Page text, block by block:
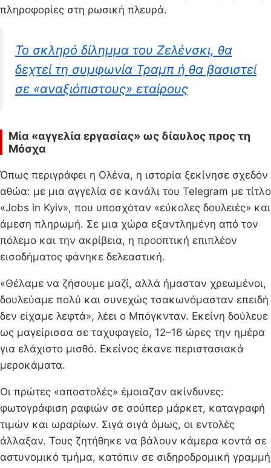
πληροφορίες στη ρωσική πλευρά.
Το σκληρό δίλημμα του Ζελένσκι, θα
δεχτεί τη συμφωνία Τραμπ ή θα βασιστεί
σε «αναξιόπιστους» εταίρους
Μία «αγγελία εργασίας» ως δίαυλος προς τη
Μόσχα
Όπως περιγράφει η Ολένα, η ιστορία ξεκίνησε σχεδόν
αθώα: με μια αγγελία σε κανάλι του Telegram με τίτλο
«Jobs in Kyiv», που υποσχόταν «εύκολες δουλειές» και
άμεση πληρωμή. Σε μια χώρα εξαντλημένη από τον
πόλεμο και την ακρίβεια, η προοπτική επιπλέον
εισοδήματος φάνηκε δελεαστική.
«Θέλαμε να ζήσουμε μαζί, αλλά ήμασταν χρεωμένοι,
δουλεύαμε πολύ και συνεχώς τσακωνόμασταν επειδή
δεν είχαμε λεφτά», λέει ο Μπόγκνταν. Εκείνη δούλευε
ως μαγείρισσα σε ταχυφαγείο, 12–16 ώρες την ημέρα
για ελάχιστο μισθό. Εκείνος έκανε περιστασιακά
μεροκάματα.
Οι πρώτες «αποστολές» έμοιαζαν ακίνδυνες:
φωτογράφιση ραφιών σε σούπερ μάρκετ, καταγραφή
τιμών και ωραρίων. Σιγά σιγά όμως, οι εντολές
άλλαξαν. Τους ζητήθηκε να βάλουν κάμερα κοντά σε
αστυνομικό τμήμα, κατόπιν σε σιδηροδρομική γραμμή